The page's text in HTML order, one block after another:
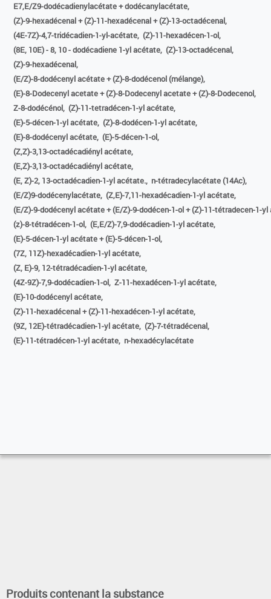
E7,E/Z9-dodécadienylacétate + dodécanylacétate,
(Z)-9-hexadécenal + (Z)-11-hexadécenal + (Z)-13-octadécenal,
(4E-7Z)-4,7-tridécadien-1-yl-acétate, (Z)-11-hexadécen-1-ol,
(8E, 10E) - 8, 10 - dodécadiene 1-yl acétate, (Z)-13-octadécenal,
(Z)-9-hexadécenal,
(E/Z)-8-dodécenyl acétate + (Z)-8-dodécenol (mélange),
(E)-8-Dodecenyl acetate + (Z)-8-Dodecenyl acetate + (Z)-8-Dodecenol,
Z-8-dodécénol, (Z)-11-tetradécen-1-yl acétate,
(E)-5-décen-1-yl acétate, (Z)-8-dodécen-1-yl acétate,
(E)-8-dodécenyl acétate, (E)-5-décen-1-ol,
(Z,Z)-3,13-octadécadiényl acétate,
(E,Z)-3,13-octadécadiényl acétate,
(E, Z)-2, 13-octadécadien-1-yl acétate., n-tétradecylacétate (14Ac),
(E/Z)9-dodécenylacétate, (Z,E)-7,11-hexadécadien-1-yl acétate,
(E/Z)-9-dodécenyl acétate + (E/Z)-9-dodécen-1-ol + (Z)-11-tétradecen-1-yl
(z)-8-tétradécen-1-ol, (E,E/Z)-7,9-dodécadien-1-yl acétate,
(E)-5-décen-1-yl acétate + (E)-5-décen-1-ol,
(7Z, 11Z)-hexadécadien-1-yl acétate,
(Z, E)-9, 12-tétradécadien-1-yl acétate,
(4Z-9Z)-7,9-dodécadien-1-ol, Z-11-hexadécen-1-yl acétate,
(E)-10-dodécenyl acétate,
(Z)-11-hexadécenal + (Z)-11-hexadécen-1-yl acétate,
(9Z, 12E)-tétradécadien-1-yl acétate, (Z)-7-tétradécenal,
(E)-11-tétradécen-1-yl acétate, n-hexadécylacétate
Produits contenant la substance